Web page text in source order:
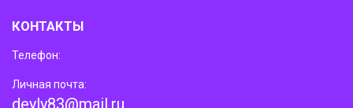
КОНТАКТЫ
Телефон:
Личная почта:
deyly83@mail.ru